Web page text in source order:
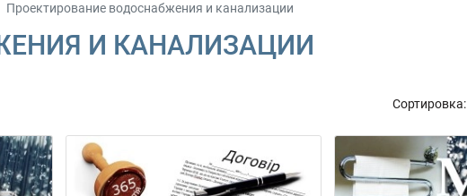
Проектирование водоснабжения и канализации
И КАНАЛИЗАЦИИ
Сортировка: